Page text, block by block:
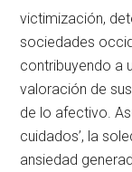
victimización,
sociedades
contribuyendo a
valoración de
de lo afectivo.
cuidados’, la
ansiedad